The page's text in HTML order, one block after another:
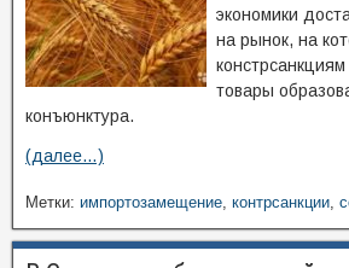
экономики
на рынок, на
товары
конъюнктура.
(далее…)
Метки: импортозамещение, контрсанкции,